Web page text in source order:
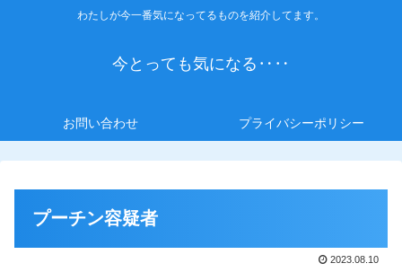
わたしが今一番気になってるものを紹介してます。
今とっても気になる‥‥
お問い合わせ プライバシーポリシー
プーチン容疑者
2023.08.10